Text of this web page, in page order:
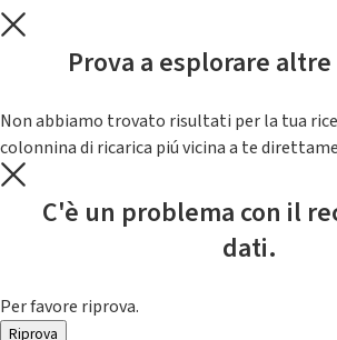
Prova a esplorare
Non abbiamo trovato risultati per la tua
colonnina di ricarica piú vicina a te
C'è un problema con il
dati.
Per favore riprova.
Riprova